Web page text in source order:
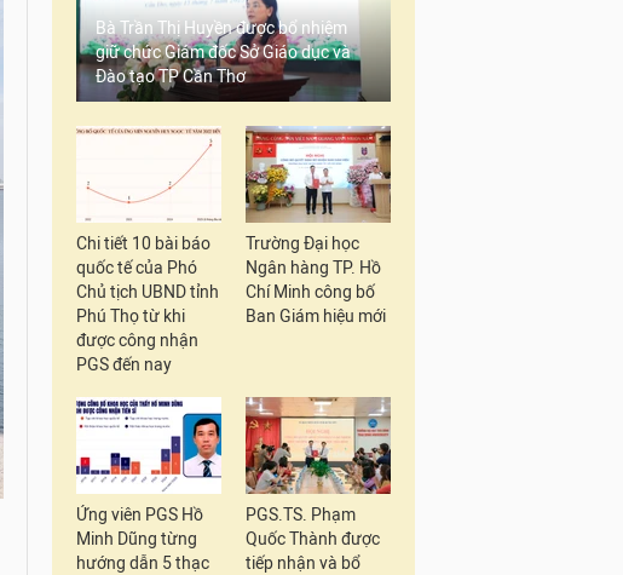
Bà Trần Thị Huyền được bổ nhiệm
giữ chức Giám đốc Sở Giáo dục và
Đào tạo TP Cần Thơ
Chi tiết 10 bài báo
quốc tế của Phó
Chủ tịch UBND tỉnh
Phú Thọ từ khi
được công nhận
PGS đến nay
Trường Đại học
Ngân hàng TP. Hồ
Chí Minh công bố
Ban Giám hiệu mới
Ứng viên PGS Hồ
Minh Dũng từng
hướng dẫn 5 thạc
PGS.TS. Phạm
Quốc Thành được
tiếp nhận và bổ